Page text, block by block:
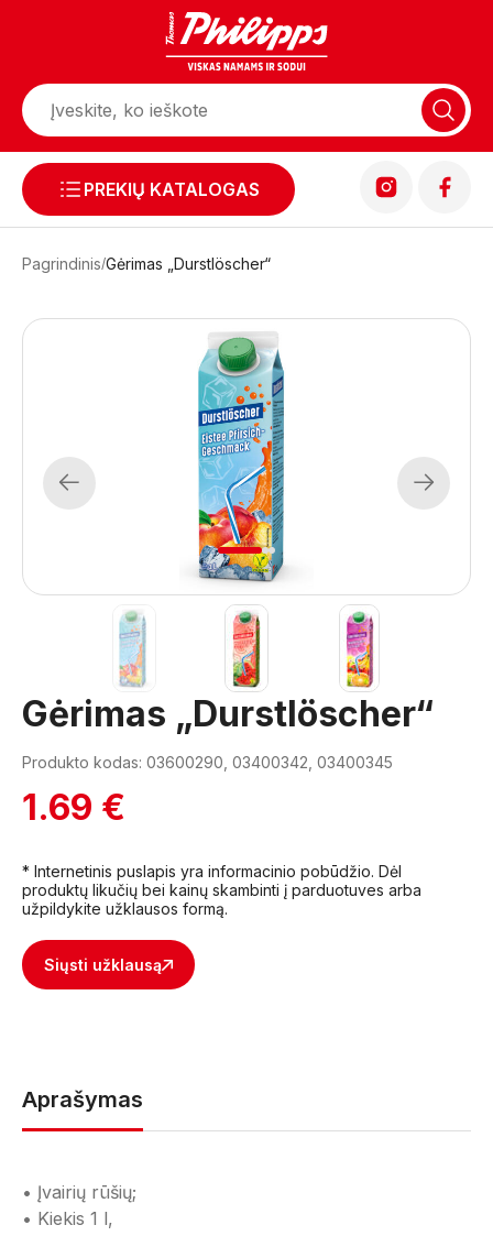
PREKIŲ KATALOGAS
Pagrindinis Gėrimas „Durstlöscher“
Previous Next
1 23
Gėrimas „Durstlöscher“
Produkto kodas: 03600290, 03400342, 03400345
1.69 €
* Internetinis puslapis yra informacinio pobūdžio. Dėl
produktų likučių bei kainų skambinti į parduotuves arba
užpildykite užklausos formą.
Siųsti užklausą
Aprašymas
• Įvairių rūšių;
• Kiekis 1 l,